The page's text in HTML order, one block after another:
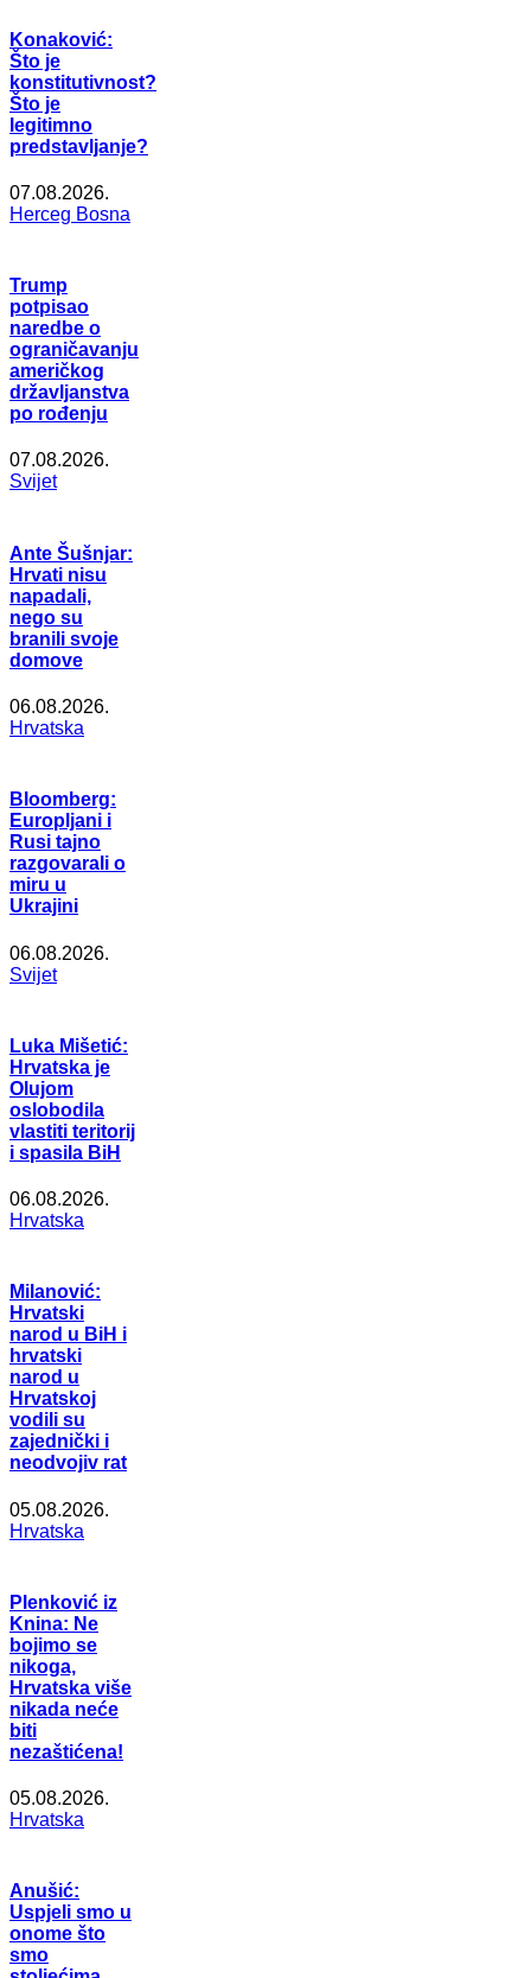
Konaković:
Što je
konstitutivnost?
Što je
legitimno
predstavljanje?
07.08.2026.
Herceg Bosna
Trump
potpisao
naredbe o
ograničavanju
američkog
državljanstva
po rođenju
07.08.2026.
Svijet
Ante Šušnjar:
Hrvati nisu
napadali,
nego su
branili svoje
domove
06.08.2026.
Hrvatska
Bloomberg:
Europljani i
Rusi tajno
razgovarali o
miru u
Ukrajini
06.08.2026.
Svijet
Luka Mišetić:
Hrvatska je
Olujom
oslobodila
vlastiti teritorij
i spasila BiH
06.08.2026.
Hrvatska
Milanović:
Hrvatski
narod u BiH i
hrvatski
narod u
Hrvatskoj
vodili su
zajednički i
neodvojiv rat
05.08.2026.
Hrvatska
Plenković iz
Knina: Ne
bojimo se
nikoga,
Hrvatska više
nikada neće
biti
nezaštićena!
05.08.2026.
Hrvatska
Anušić:
Uspjeli smo u
onome što
smo